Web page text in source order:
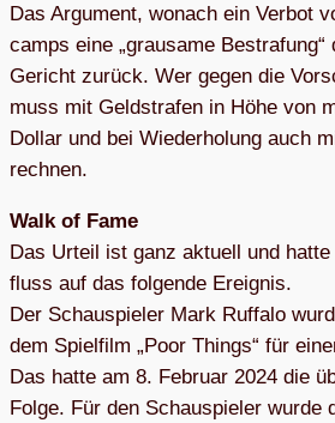
Das Argu­ment, wonach ein Ver­bot
camps eine „grau­same
Gericht zurück. Wer gegen die
muss mit Geld­stra­fen in Höhe von
Dol­lar und bei Wie­der­ho­lung auch
rechnen.
Walk of Fame
Das Urteil ist ganz aktu­ell und
fluss auf das fol­gende Ereig­nis.
Der Schau­spie­ler Mark Ruf­falo
dem Spiel­film „Poor Things“ für
Das hatte am 8. Februar 2024 die
Folge. Für den Schau­spie­ler wurde